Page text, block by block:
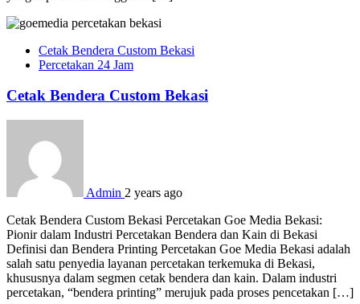
Cetak Bendera Custom Bekasi
Percetakan 24 Jam
Cetak Bendera Custom Bekasi
Admin 2 years ago
Cetak Bendera Custom Bekasi Percetakan Goe Media Bekasi:
Pionir dalam Industri Percetakan Bendera dan Kain di Bekasi
Definisi dan Bendera Printing Percetakan Goe Media Bekasi adalah
salah satu penyedia layanan percetakan terkemuka di Bekasi,
khususnya dalam segmen cetak bendera dan kain. Dalam industri
percetakan, “bendera printing” merujuk pada proses pencetakan […]